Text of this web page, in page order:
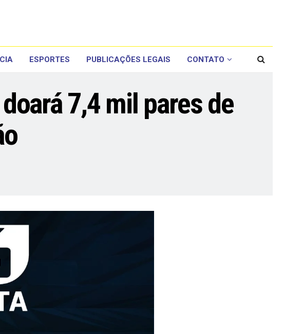
ESPORTES PUBLICAÇÕES LEGAIS CONTATO
7,4 mil pares de